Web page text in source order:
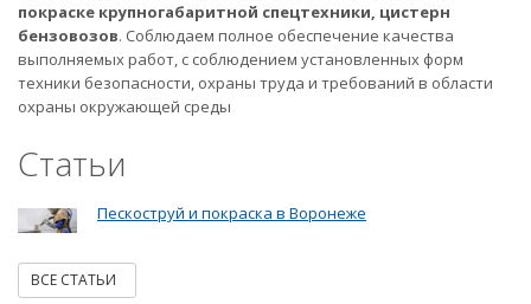
покраске крупногабаритной спецтехники, цистерн
бензовозов. Соблюдаем полное обеспечение качества
выполняемых работ, с соблюдением установленных форм
техники безопасности, охраны труда и требований в области
охраны окружающей среды
Статьи
Пескоструй и покраска в Воронеже
ВСЕ СТАТЬИ